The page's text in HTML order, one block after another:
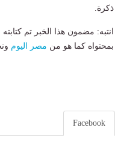
ذكرة.
انتبه: مضمون هذا الخبر تم
بمحتواه كما هو من مصر اليوم
Facebook